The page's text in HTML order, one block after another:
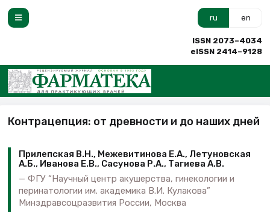
ru en
ISSN 2073–4034
eISSN 2414–9128
Контрацепция: от древности и до наших дней
Прилепская В.Н., Межевитинова Е.А., Летуновская
А.Б., Иванова Е.В., Сасунова Р.А., Тагиева А.В.
ФГУ “Научный центр акушерства, гинекологии и
перинатологии им. академика В.И. Кулакова”
Минздравсоцразвития России, Москва